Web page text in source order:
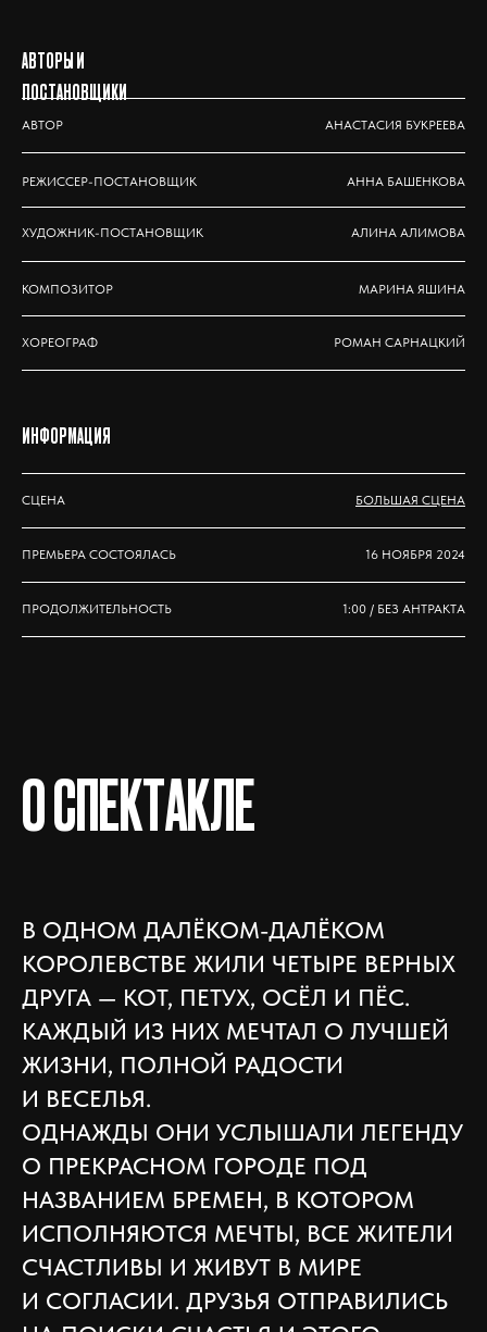
1:00 / БЕЗ АНТРАКТА
16 НОЯБРЯ 2024
ПРОДОЛЖИТЕЛЬНОСТЬ
ПРЕМЬЕРА СОСТОЯЛАСЬ
СЦЕНА
АВТОР
ИНФОРМАЦИЯ
АВТОРЫ И
ПОСТАНОВЩИКИ
БОЛЬШАЯ СЦЕНА
АНАСТАСИЯ БУКРЕЕВА
РЕЖИССЕР-ПОСТАНОВЩИК АННА БАШЕНКОВА
ХУДОЖНИК-ПОСТАНОВЩИК АЛИНА АЛИМОВА
КОМПОЗИТОР
РОМАН САРНАЦКИЙ
ХОРЕОГРАФ
МАРИНА ЯШИНА
О СПЕКТАКЛЕ
В ОДНОМ ДАЛЁКОМ-ДАЛЁКОМ
КОРОЛЕВСТВЕ ЖИЛИ ЧЕТЫРЕ ВЕРНЫХ
ДРУГА — КОТ, ПЕТУХ, ОСЁЛ И ПЁС.
КАЖДЫЙ ИЗ НИХ МЕЧТАЛ О ЛУЧШЕЙ
ЖИЗНИ, ПОЛНОЙ РАДОСТИ
И ВЕСЕЛЬЯ.
ОДНАЖДЫ ОНИ УСЛЫШАЛИ ЛЕГЕНДУ
О ПРЕКРАСНОМ ГОРОДЕ ПОД
НАЗВАНИЕМ БРЕМЕН, В КОТОРОМ
ИСПОЛНЯЮТСЯ МЕЧТЫ, ВСЕ ЖИТЕЛИ
СЧАСТЛИВЫ И ЖИВУТ В МИРЕ
И СОГЛАСИИ. ДРУЗЬЯ ОТПРАВИЛИСЬ